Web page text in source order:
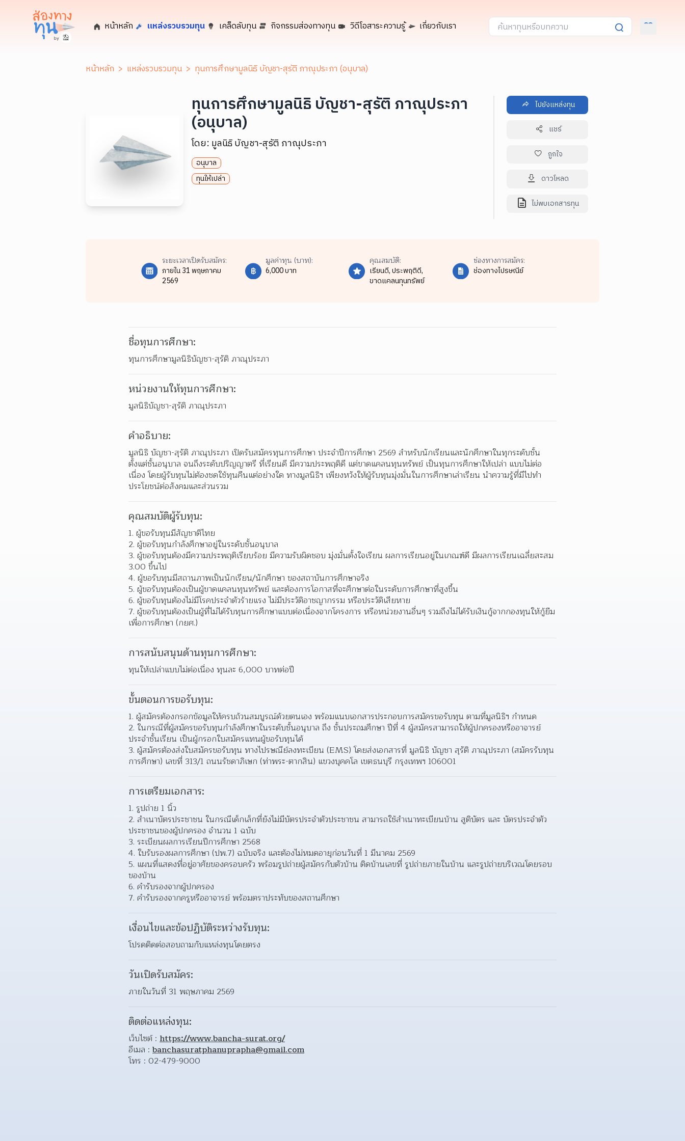
หน้าหลัก แหล่งรวบรวมทุน เคล็ดลับทุน กิจกรรมส่องทางทุน วิดีโอสาระความรู้ เกี่ยวกับเรา
หน้าหลัก > แหล่งรวบรวมทุน > ทุนการศึกษามูลนิธิ บัญชา-สุรัติ ภาณุประภา (อนุบาล)
ทุนการศึกษามูลนิธิ บัญชา-สุรัติ ภาณุประภา
(อนุบาล)
โดย: มูลนิธิ บัญชา-สุรัติ ภาณุประภา
อนุบาล
ทุนให้เปล่า
ไปยังแหล่งทุน
แชร์
ถูกใจ
ดาวโหลด
ไม่พบเอกสารทุน
ระยะเวลาเปิดรับสมัคร:
ภายใน 31 พฤษภาคม
2569
มูลค่าทุน (บาท):
6,000 บาท
คุณสมบัติ:
เรียนดี,ประพฤติดี,
ขาดแคลนทุนทรัพย์
ช่องทางการสมัคร:
ช่องทางไปรษณีย์
ชื่อทุนการศึกษา:
ทุนการศึกษามูลนิธิบัญชา-สุรัติ ภาณุประภา
หน่วยงานให้ทุนการศึกษา:
มูลนิธิบัญชา-สุรัติ ภาณุประภา
คำอธิบาย:
มูลนิธิ บัญชา-สุรัติ ภาณุประภา เปิดรับสมัครทุนการศึกษา ประจำปีการศึกษา 2569 สำหรับนักเรียนและนักศึกษาในทุกระดับชั้น
ตั้งแต่ชั้นอนุบาล จนถึงระดับปริญญาตรี ที่เรียนดี มีความประพฤติดี แต่ขาดแคลนทุนทรัพย์ เป็นทุนการศึกษาให้เปล่า แบบไม่ต่อ
เนื่อง โดยผู้รับทุนไม่ต้องชดใช้ทุนคืนแต่อย่างใด ทางมูลนิธิฯ เพียงหวังให้ผู้รับทุนมุ่งมั่นในการศึกษาเล่าเรียน นำความรู้ที่มีไปทำ
ประโยชน์ต่อสังคมและส่วนรวม
คุณสมบัติผู้รับทุน:
ผู้ขอรับทุนมีสัญชาติไทย
ผู้ขอรับทุนกำลังศึกษาอยู่ในระดับชั้นอนุบาล
ผู้ขอรับทุนต้องมีความประพฤติเรียบร้อย มีความรับผิดชอบ มุ่งมั่นตั้งใจเรียน ผลการเรียนอยู่ในเกณฑ์ดี มีผลการเรียนเฉลี่ยสะสม
3.00 ขึ้นไป
ผู้ขอรับทุนมีสถานภาพเป็นนักเรียน/นักศึกษา ของสถาบันการศึกษาจริง
ผู้ขอรับทุนต้องเป็นผู้ขาดแคลนทุนทรัพย์ และต้องการโอกาสที่จะศึกษาต่อในระดับการศึกษาที่สูงขึ้น
ผู้ขอรับทุนต้องไม่มีโรคประจำตัวร้ายแรง ไม่มีประวัติอาชญากรรม หรือประวัติเสียหาย
ผู้ขอรับทุนต้องเป็นผู้ที่ไม่ได้รับทุนการศึกษาแบบต่อเนื่องจากโครงการ หรือหน่วยงานอื่นๆ รวมถึงไม่ได้รับเงินกู้จากกองทุนให้กู้ยืม
เพื่อการศึกษา (กยศ.)
การสนับสนุนด้านทุนการศึกษา:
ทุนให้เปล่าแบบไม่ต่อเนื่อง ทุนละ 6,000 บาทต่อปี
ขั้นตอนการขอรับทุน:
ผู้สมัครต้องกรอกข้อมูลให้ครบถ้วนสมบูรณ์ด้วยตนเอง พร้อมแนบเอกสารประกอบการสมัครขอรับทุน ตามที่มูลนิธิฯ กำหนด
ในกรณีที่ผู้สมัครขอรับทุนกำลังศึกษาในระดับชั้นอนุบาล ถึง ชั้นประถมศึกษา ปีที่ 4 ผู้สมัครสามารถให้ผู้ปกครองหรืออาจารย์
ประจำชั้นเรียน เป็นผู้กรอกใบสมัครแทนผู้ขอรับทุนได้
ผู้สมัครต้องส่งใบสมัครขอรับทุน ทางไปรษณีย์ลงทะเบียน (EMS) โดยส่งเอกสารที่ มูลนิธิ บัญชา สุรัติ ภาณุประภา (สมัครรับทุน
การศึกษา) เลขที่ 313/1 ถนนรัชดาภิเษก (ท่าพระ-ตากสิน) แขวงบุคคโล เขตธนบุรี กรุงเทพฯ 106001
การเตรียมเอกสาร:
รูปถ่าย 1 นิ้ว
สำเนาบัตรประชาชน ในกรณีเด็กเล็กที่ยังไม่มีบัตรประจำตัวประชาชน สามารถใช้สำเนาทะเบียนบ้าน สูติบัตร และ บัตรประจำตัว
ประชาชนของผู้ปกครอง จำนวน 1 ฉบับ
ระเบียนผลการเรียนปีการศึกษา 2568
ใบรับรองผลการศึกษา (ปพ.7) ฉบับจริง และต้องไม่หมดอายุก่อนวันที่ 1 มีนาคม 2569
แผนที่แสดงที่อยู่อาศัยของครอบครัว พร้อมรูปถ่ายผู้สมัครกับตัวบ้าน ติดบ้านเลขที่ รูปถ่ายภายในบ้าน และรูปถ่ายบริเวณโดยรอบ
ของบ้าน
คำรับรองจากผู้ปกครอง
คำรับรองจากครูหรืออาจารย์ พร้อมตราประทับของสถานศึกษา
เงื่อนไขและข้อปฏิบัติระหว่างรับทุน:
โปรดติดต่อสอบถามกับแหล่งทุนโดยตรง
วันเปิดรับสมัคร:
ภายในวันที่ 31 พฤษภาคม 2569
ติดต่อแหล่งทุน:
เว็บไซต์ : https://www.bancha-surat.org/
อีเมล : banchasuratphanuprapha@gmail.com
โทร : 02-479-9000